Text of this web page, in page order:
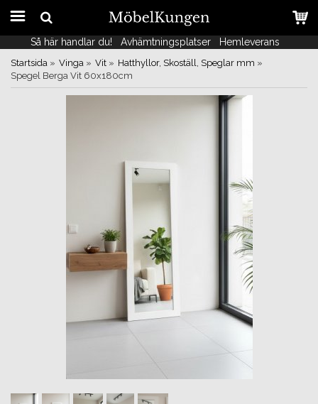
Så här handlar du! Avhämtningsplatser Hemleverans
Så här handlar du! Avhämtningsplatser Hemleverans
Startsida » Vinga » Vit » Hatthyllor, Skoställ, Speglar mm »
Spegel Berga Vit 60x180cm